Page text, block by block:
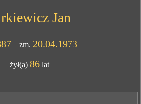
Jan
zm. 20.04.1973
żył(a)86 lat